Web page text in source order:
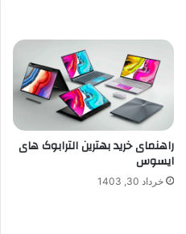
راهنمای خرید بهترین الترابوک های
ایسوس
خرداد 30, 1403